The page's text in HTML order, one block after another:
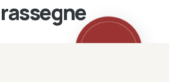
rassegne